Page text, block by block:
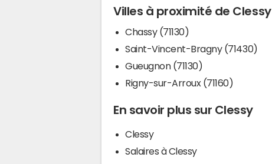
Villes à proximité de Clessy
Chassy (71130)
Saint-Vincent-Bragny (71430)
Gueugnon (71130)
Rigny-sur-Arroux (71160)
En savoir plus sur Clessy
Clessy
Salaires à Clessy